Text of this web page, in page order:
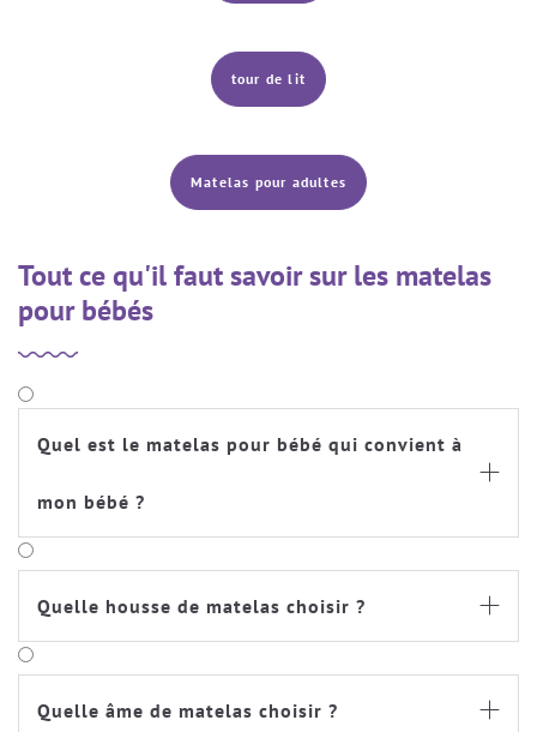
tour de lit
Matelas pour adultes
Tout ce qu'il faut savoir sur les matelas
pour bébés
Quel est le matelas pour bébé qui convient à
mon bébé ?

Quelle housse de matelas choisir ? 
Quelle âme de matelas choisir ? 